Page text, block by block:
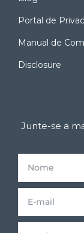
Portal de
Manual de
Disclosure
Junte-se a